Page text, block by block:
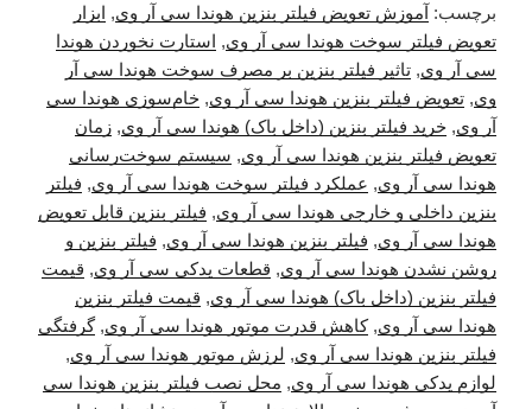
برچسب: آموزش تعویض فیلتر بنزین هوندا سی آر وی, ابزار
تعویض فیلتر سوخت هوندا سی آر وی, استارت نخوردن هوندا
سی آر وی, تاثیر فیلتر بنزین بر مصرف سوخت هوندا سی آر
وی, تعویض فیلتر بنزین هوندا سی آر وی, خام‌سوزی هوندا سی
آر وی, خرید فیلتر بنزین (داخل باک) هوندا سی آر وی, زمان
تعویض فیلتر بنزین هوندا سی آر وی, سیستم سوخت‌رسانی
هوندا سی آر وی, عملکرد فیلتر سوخت هوندا سی آر وی, فیلتر
بنزین داخلی و خارجی هوندا سی آر وی, فیلتر بنزین قابل تعویض
هوندا سی آر وی, فیلتر بنزین هوندا سی آر وی, فیلتر بنزین و
روشن نشدن هوندا سی آر وی, قطعات یدکی سی آر وی, قیمت
فیلتر بنزین (داخل باک) هوندا سی آر وی, قیمت فیلتر بنزین
هوندا سی آر وی,کاهش قدرت موتور هوندا سی آر وی,گرفتگی
فیلتر بنزین هوندا سی آر وی, لرزش موتور هوندا سی آر وی,
لوازم یدکی هوندا سی آر وی, محل نصب فیلتر بنزین هوندا سی